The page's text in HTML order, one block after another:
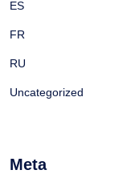
ES
FR
RU
Uncategorized
Meta